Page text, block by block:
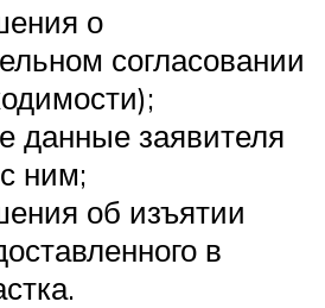
о
согласовании
данные заявителя
ним;
об изъятии
в